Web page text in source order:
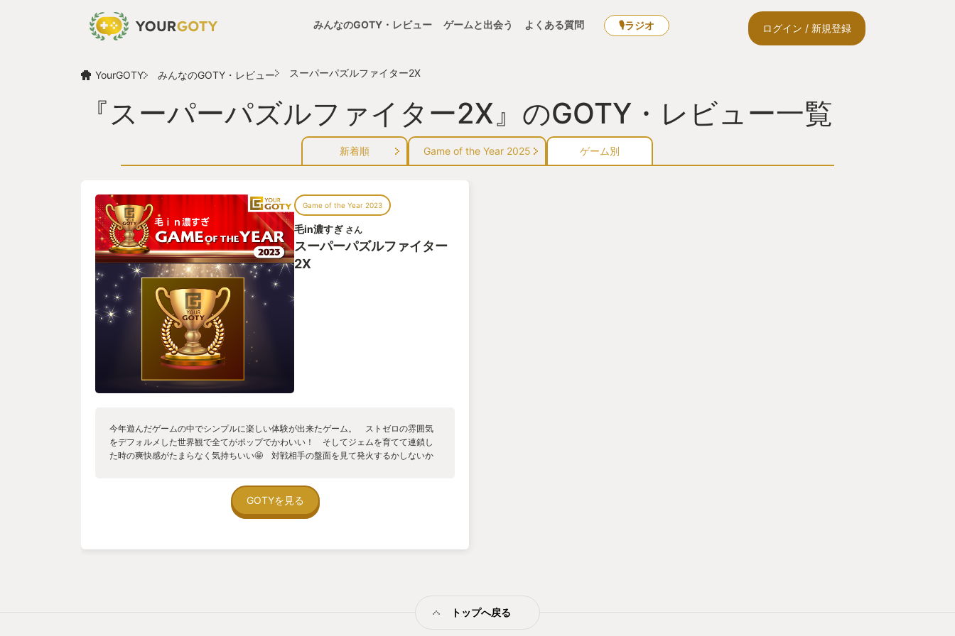
みんなのGOTY・レビュー ゲームと出会う よくある質問 🎙ラジオ ログイン / 新規登録
YourGOTY みんなのGOTY・レビュー スーパーパズルファイター2X
『スーパーパズルファイター2X』のGOTY・レビュー一覧
新着順 Game of the Year 2025 ゲーム別
Game of the Year 2023
毛in濃すぎ さん
スーパーパズルファイター
2X
今年遊んだゲームの中でシンプルに楽しい体験が出来たゲーム。 ストゼロの雰囲気
をデフォルメした世界観で全てがポップでかわいい！ そしてジェムを育てて連鎖し
た時の爽快感がたまらなく気持ちいい🤩 対戦相手の盤面を見て発火するかしないか
GOTYを見る
トップへ戻る